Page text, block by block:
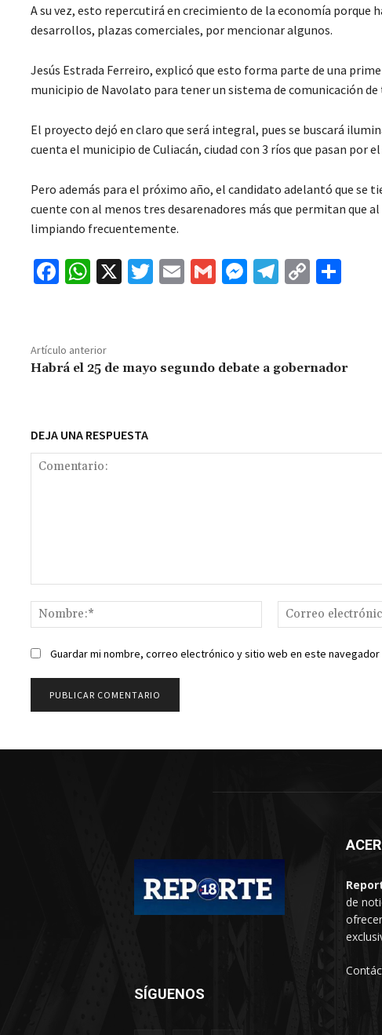
A su vez, esto repercutirá en crecimiento de la economía
desarrollos, plazas comerciales, por mencionar algunos.
Jesús Estrada Ferreiro, explicó que esto forma parte de una
municipio de Navolato para tener un sistema de comunicación
El proyecto dejó en claro que será integral, pues se buscará
cuenta el municipio de Culiacán, ciudad con 3 ríos que pasan por
Pero además para el próximo año, el candidato adelantó que se
cuente con al menos tres desarenadores más que permitan que
limpiando frecuentemente.
Fa
o
o
W
sA
p
X
T
E
G
M
ge
Te
m
C
Li ar
Artículo anterior
Habrá el 25 de mayo segundo debate a gobernador
DEJA UNA RESPUESTA
Nombre:*
Guardar mi nombre, correo electrónico y sitio web en este
de
SÍGUENOS